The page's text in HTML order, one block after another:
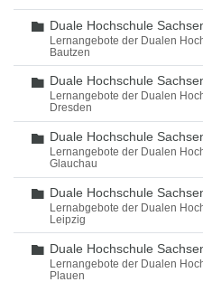
Ordner
Duale Hochschule
Lernangebote der Dualen
Bautzen
Ordner
Duale Hochschule
Lernangebote der Dualen
Dresden
Ordner
Duale Hochschule
Lernangebote der Dualen
Glauchau
Ordner
Duale Hochschule
Lernabgebote der Dualen
Leipzig
Ordner
Duale Hochschule
Lernangebote der Dualen
Plauen